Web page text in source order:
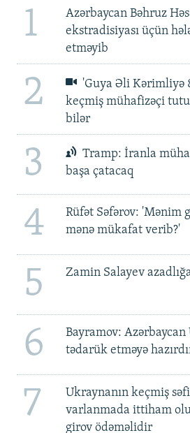
1
Azərbaycan Bəhruz
ekstradisiyası üçün
etməyib
2
'Guya Əli Kərimliyə
keçmiş mühafizəçi
bilər
3
Tramp: İranla
başa çatacaq
4
Rüfət Səfərov: 'Mənim
mənə mükafat verib?'
5 Zamin Salayev
6
Bayramov: Azərbaycan
tədarük etməyə
7
Ukraynanın keçmiş
varlanmada ittiham
girov ödəməlidir